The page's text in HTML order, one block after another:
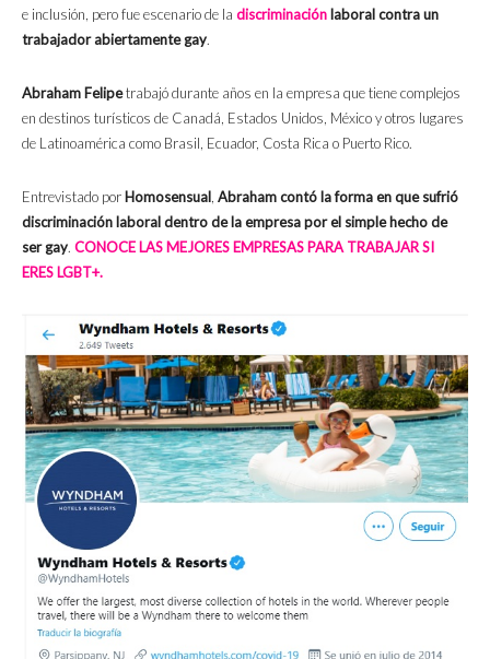
e inclusión, pero fue escenario de la discriminación laboral contra un
trabajador abiertamente gay.
Abraham Felipetrabajó durante años en la empresa que tiene complejos
en destinos turísticos de Canadá, Estados Unidos, México y otros lugares
de Latinoamérica como Brasil, Ecuador, Costa Rica o Puerto Rico.
Entrevistado por Homosensual, Abraham contó la forma en que sufrió
discriminación laboral dentro de la empresa por el simple hecho de
ser gay. CONOCE LAS MEJORES EMPRESAS PARA TRABAJAR SI
ERES LGBT+.